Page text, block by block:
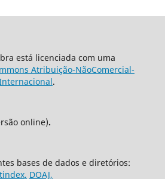
está licenciada com uma
Atribuição-NãoComercial-
.
online).
bases de dados e diretórios:
, DOAJ,